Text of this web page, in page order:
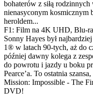
bohaterów z siłą
nienasyconym kosmicznym
heroldem...
F1: Film na 4K UHD, Blu-
Sonny Hayes był
1® w latach 90-tych, aż do
później dawny kolega z
do powrotu i jazdy u boku
Pearce’a. To ostatnia
Mission: Impossible - The
DVD!